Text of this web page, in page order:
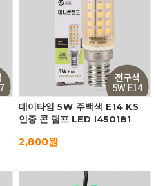
데이타임 5W 주백색 E14 KS
인증 콘 램프 LED I450181
2,800원